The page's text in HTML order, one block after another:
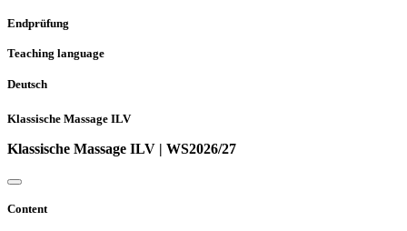
Endprüfung
Teaching language
Deutsch
Klassische Massage ILV
Klassische Massage ILV | WS2026/27
Content